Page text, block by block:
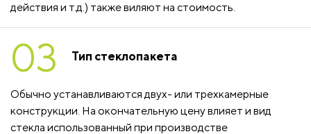
действия и т.д.) также виляют на стоимость.
03 Тип стеклопакета
Обычно устанавливаются двух- или трехкамерные
конструкции. На окончательную цену влияет и вид
стекла использованный при производстве